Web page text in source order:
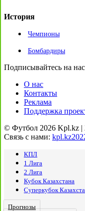
История
Чемпионы
Бомбардиры
Подписывайтесь на нас
О нас
Контакты
Реклама
Поддержка
© Футбол 2026 Kpl.kz |
Связь с нами:
КПЛ
1 Лига
2 Лига
Кубок Казахстана
Суперкубок
Прогнозы